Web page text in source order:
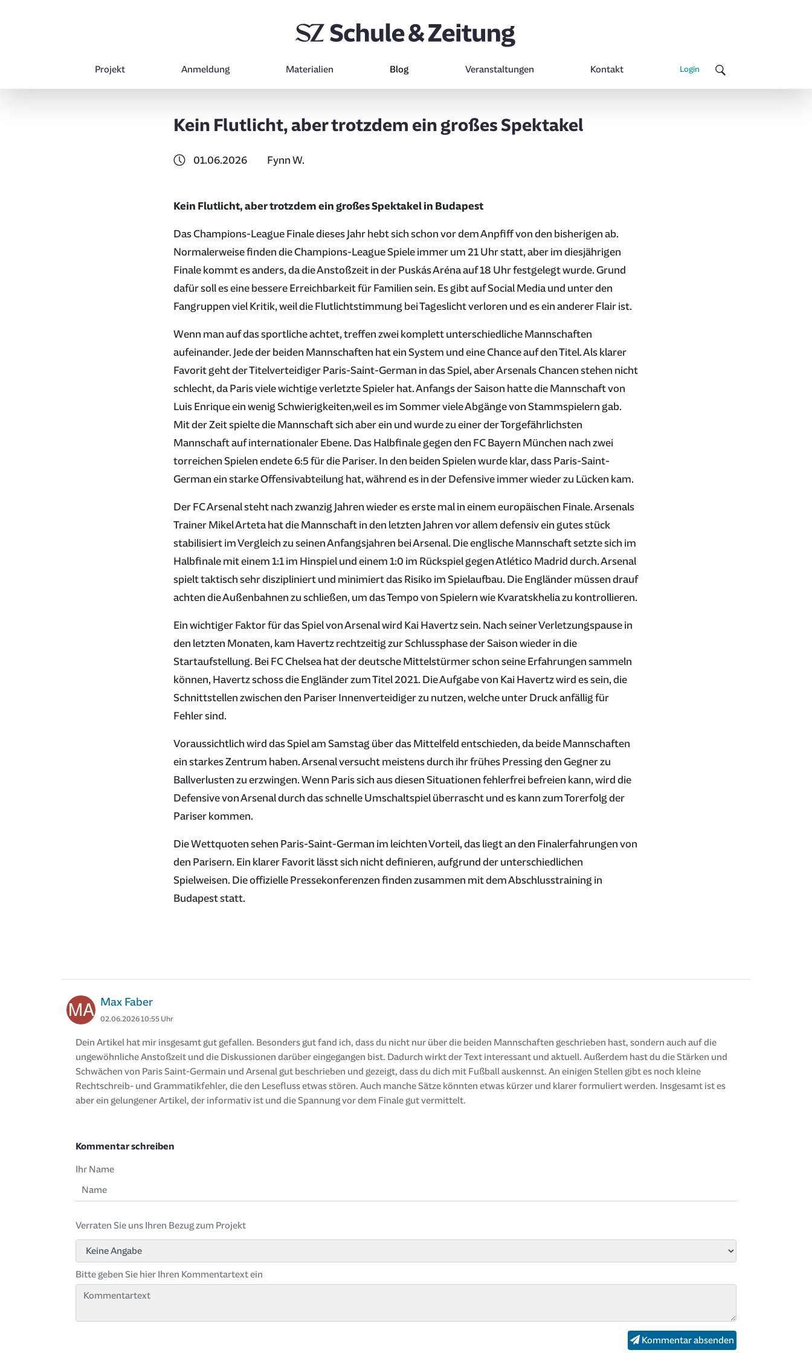
Projekt Anmeldung Materialien Blog Veranstaltungen Kontakt Login
Kein Flutlicht, aber trotzdem ein großes Spektakel
01.06.2026 Fynn W.
Kein Flutlicht, aber trotzdem ein großes Spektakel in Budapest
Das Champions-League Finale dieses Jahr hebt sich schon vor dem Anpfiff von den bisherigen ab.
Normalerweise finden die Champions-League Spiele immer um 21 Uhr statt, aber im diesjährigen
Finale kommt es anders, da die Anstoßzeit in der Puskás Aréna auf 18 Uhr festgelegt wurde. Grund
dafür soll es eine bessere Erreichbarkeit für Familien sein. Es gibt auf Social Media und unter den
Fangruppen viel Kritik, weil die Flutlichtstimmung bei Tageslicht verloren und es ein anderer Flair ist.
Wenn man auf das sportliche achtet, treffen zwei komplett unterschiedliche Mannschaften
aufeinander. Jede der beiden Mannschaften hat ein System und eine Chance auf den Titel. Als klarer
Favorit geht der Titelverteidiger Paris-Saint-German in das Spiel, aber Arsenals Chancen stehen nicht
schlecht, da Paris viele wichtige verletzte Spieler hat. Anfangs der Saison hatte die Mannschaft von
Luis Enrique ein wenig Schwierigkeiten,weil es im Sommer viele Abgänge von Stammspielern gab.
Mit der Zeit spielte die Mannschaft sich aber ein und wurde zu einer der Torgefährlichsten
Mannschaft auf internationaler Ebene. Das Halbfinale gegen den FC Bayern München nach zwei
torreichen Spielen endete 6:5 für die Pariser. In den beiden Spielen wurde klar, dass Paris-Saint-
German ein starke Offensivabteilung hat, während es in der Defensive immer wieder zu Lücken kam.
Der FC Arsenal steht nach zwanzig Jahren wieder es erste mal in einem europäischen Finale. Arsenals
Trainer Mikel Arteta hat die Mannschaft in den letzten Jahren vor allem defensiv ein gutes stück
stabilisiert im Vergleich zu seinen Anfangsjahren bei Arsenal. Die englische Mannschaft setzte sich im
Halbfinale mit einem 1:1 im Hinspiel und einem 1:0 im Rückspiel gegen Atlético Madrid durch. Arsenal
spielt taktisch sehr diszipliniert und minimiert das Risiko im Spielaufbau. Die Engländer müssen drauf
achten die Außenbahnen zu schließen, um das Tempo von Spielern wie Kvaratskhelia zu kontrollieren.
Ein wichtiger Faktor für das Spiel von Arsenal wird Kai Havertz sein. Nach seiner Verletzungspause in
den letzten Monaten, kam Havertz rechtzeitig zur Schlussphase der Saison wieder in die
Startaufstellung. Bei FC Chelsea hat der deutsche Mittelstürmer schon seine Erfahrungen sammeln
können, Havertz schoss die Engländer zum Titel 2021. Die Aufgabe von Kai Havertz wird es sein, die
Schnittstellen zwischen den Pariser Innenverteidiger zu nutzen, welche unter Druck anfällig für
Fehler sind.
Voraussichtlich wird das Spiel am Samstag über das Mittelfeld entschieden, da beide Mannschaften
ein starkes Zentrum haben. Arsenal versucht meistens durch ihr frühes Pressing den Gegner zu
Ballverlusten zu erzwingen. Wenn Paris sich aus diesen Situationen fehlerfrei befreien kann, wird die
Defensive von Arsenal durch das schnelle Umschaltspiel überrascht und es kann zum Torerfolg der
Pariser kommen.
Die Wettquoten sehen Paris-Saint-German im leichten Vorteil, das liegt an den Finalerfahrungen von
den Parisern. Ein klarer Favorit lässt sich nicht definieren, aufgrund der unterschiedlichen
Spielweisen. Die offizielle Pressekonferenzen finden zusammen mit dem Abschlusstraining in
Budapest statt.
Max Faber
02.06.2026 10:55 Uhr
Dein Artikel hat mir insgesamt gut gefallen. Besonders gut fand ich, dass du nicht nur über die beiden Mannschaften geschrieben hast, sondern auch auf die
ungewöhnliche Anstoßzeit und die Diskussionen darüber eingegangen bist. Dadurch wirkt der Text interessant und aktuell. Außerdem hast du die Stärken und
Schwächen von Paris Saint-Germain und Arsenal gut beschrieben und gezeigt, dass du dich mit Fußball auskennst. An einigen Stellen gibt es noch kleine
Rechtschreib- und Grammatikfehler, die den Lesefluss etwas stören. Auch manche Sätze könnten etwas kürzer und klarer formuliert werden. Insgesamt ist es
aber ein gelungener Artikel, der informativ ist und die Spannung vor dem Finale gut vermittelt.
Kommentar schreiben
Ihr Name
Verraten Sie uns Ihren Bezug zum Projekt
Bitte geben Sie hier Ihren Kommentartext ein
Kommentar absenden